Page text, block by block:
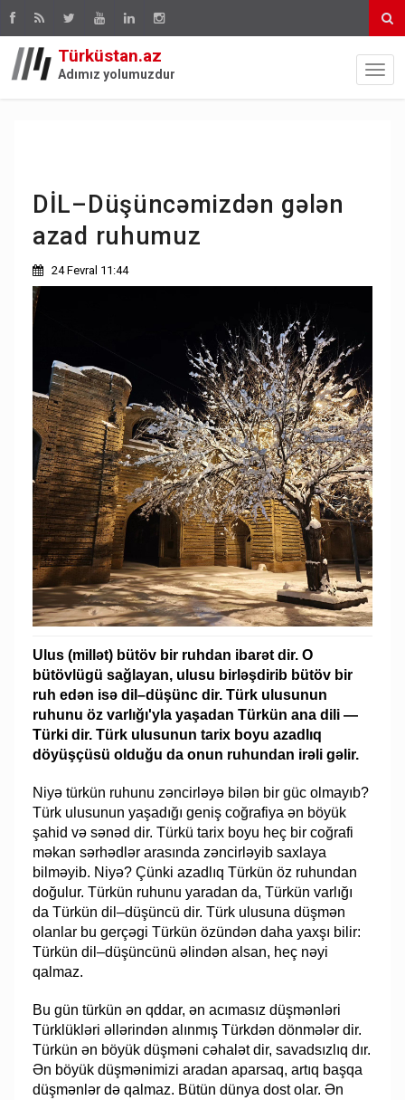
Türküstan.az
Adımız yolumuzdur
DİL–Düşüncəmizdən gələn
azad ruhumuz
24 Fevral 11:44
Ulus (millət) bütöv bir ruhdan ibarət dir. O
bütövlügü sağlayan, ulusu birləşdirib bütöv bir
ruh edən isə dil–düşünc dir. Türk ulusunun
ruhunu öz varlığı'yla yaşadan Türkün ana dili —
Türki dir. Türk ulusunun tarix boyu azadlıq
döyüşçüsü olduğu da onun ruhundan irəli gəlir.
Niyə türkün ruhunu zəncirləyə bilən bir güc olmayıb?
Türk ulusunun yaşadığı geniş coğrafiya ən böyük
şahid və sənəd dir. Türkü tarix boyu heç bir coğrafi
məkan sərhədlər arasında zəncirləyib saxlaya
bilməyib. Niyə? Çünki azadlıq Türkün öz ruhundan
doğulur. Türkün ruhunu yaradan da, Türkün varlığı
da Türkün dil–düşüncü dir. Türk ulusuna düşmən
olanlar bu gerçəgi Türkün özündən daha yaxşı bilir:
Türkün dil–düşüncünü əlindən alsan, heç nəyi
qalmaz.
Bu gün türkün ən qddar, ən acımasız düşmənləri
Türklükləri əllərindən alınmış Türkdən dönmələr dir.
Türkün ən böyük düşməni cəhalət dir, savadsızlıq dır.
Ən böyük düşmənimizi aradan aparsaq, artıq başqa
düşmənlər də qalmaz. Bütün dünya dost olar. Ən